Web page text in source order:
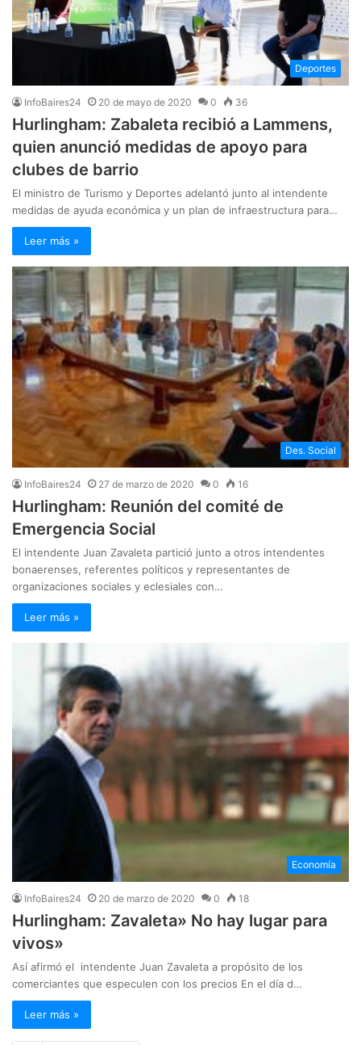
Deportes
InfoBaires24 20 de mayo de 2020 0 36
Hurlingham: Zabaleta recibió a Lammens,
quien anunció medidas de apoyo para
clubes de barrio
El ministro de Turismo y Deportes adelantó junto al intendente
medidas de ayuda económica y un plan de infraestructura para…
Leer más »
Des. Social
InfoBaires24 27 de marzo de 2020 0 16
Hurlingham: Reunión del comité de
Emergencia Social
El intendente Juan Zavaleta partició junto a otros intendentes
bonaerenses, referentes políticos y representantes de
organizaciones sociales y eclesiales con…
Leer más »
Economía
InfoBaires24 20 de marzo de 2020 0 18
Hurlingham: Zavaleta» No hay lugar para
vivos»
Así afirmó el intendente Juan Zavaleta a propósito de los
comerciantes que especulen con los precios En el día d…
Leer más »